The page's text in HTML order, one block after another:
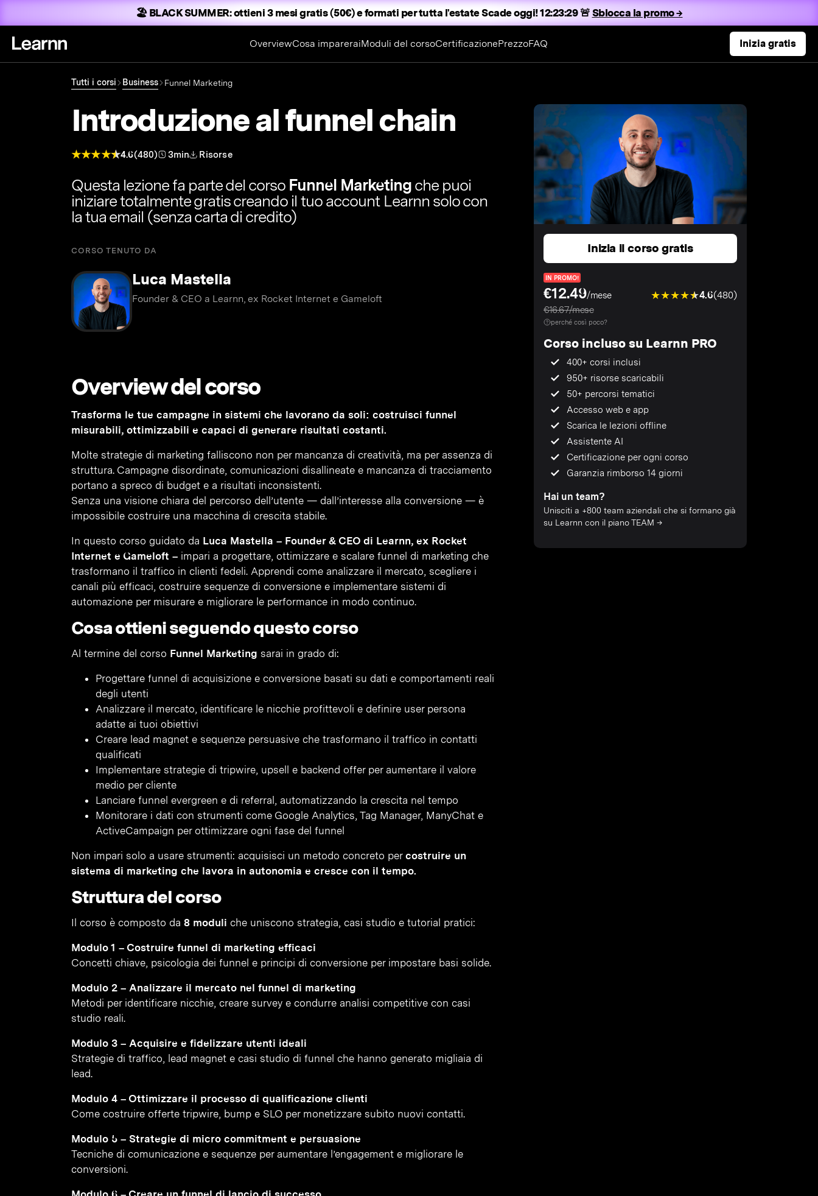
🏖️ BLACK SUMMER:ottieni 3 mesi gratis (50€) e formati per tutta l'estateScade oggi! 12:23:28 🚨 Sblocca la promo →
OverviewCosa impareraiModuli del corsoCertificazionePrezzoFAQ Inizia gratis
Tutti i corsi Business Funnel Marketing
Introduzione al funnel chain
4.6(480) 3min Risorse
Questa lezione fa parte del corso Funnel Marketingche puoi
iniziare totalmente gratis creando il tuo account Learnn solo con
la tua email (senza carta di credito)
CORSO TENUTO DA
Luca Mastella
Founder & CEO a Learnn, ex Rocket Internet e Gameloft
Overview del corso
Trasforma le tue campagne in sistemi che lavorano da soli: costruisci funnel
misurabili, ottimizzabili e capaci di generare risultati costanti.
Molte strategie di marketing falliscono non per mancanza di creatività, ma per assenza di
struttura. Campagne disordinate, comunicazioni disallineate e mancanza di tracciamento
portano a spreco di budget e a risultati inconsistenti.
Senza una visione chiara del percorso dell’utente — dall’interesse alla conversione — è
impossibile costruire una macchina di crescita stabile.
In questo corso guidato da Luca Mastella – Founder & CEO di Learnn, ex Rocket
Internet e Gameloft – impari a progettare, ottimizzare e scalare funnel di marketing che
trasformano il traffico in clienti fedeli. Apprendi come analizzare il mercato, scegliere i
canali più efficaci, costruire sequenze di conversione e implementare sistemi di
automazione per misurare e migliorare le performance in modo continuo.
Cosa ottieni seguendo questo corso
Al termine del corso Funnel Marketing sarai in grado di:
Progettare funnel di acquisizione e conversione basati su dati e comportamenti reali
degli utenti
Analizzare il mercato, identificare le nicchie profittevoli e definire user persona
adatte ai tuoi obiettivi
Creare lead magnet e sequenze persuasive che trasformano il traffico in contatti
qualificati
Implementare strategie di tripwire, upsell e backend offer per aumentare il valore
medio per cliente
Lanciare funnel evergreen e di referral, automatizzando la crescita nel tempo
Monitorare i dati con strumenti come Google Analytics, Tag Manager, ManyChat e
ActiveCampaign per ottimizzare ogni fase del funnel
Non impari solo a usare strumenti: acquisisci un metodo concreto per costruire un
sistema di marketing che lavora in autonomia e cresce con il tempo.
Struttura del corso
Il corso è composto da 8 moduli che uniscono strategia, casi studio e tutorial pratici:
Modulo 1 – Costruire funnel di marketing efficaci
Concetti chiave, psicologia dei funnel e principi di conversione per impostare basi solide.
Modulo 2 – Analizzare il mercato nel funnel di marketing
Metodi per identificare nicchie, creare survey e condurre analisi competitive con casi
studio reali.
Modulo 3 – Acquisire e fidelizzare utenti ideali
Strategie di traffico, lead magnet e casi studio di funnel che hanno generato migliaia di
lead.
Modulo 4 – Ottimizzare il processo di qualificazione clienti
Come costruire offerte tripwire, bump e SLO per monetizzare subito nuovi contatti.
Modulo 5 – Strategie di micro commitment e persuasione
Tecniche di comunicazione e sequenze per aumentare l’engagement e migliorare le
conversioni.
Inizia il corso gratis
IN PROMO!
€12.49/mese
€16.67/mese
4.6(480)
perché così poco?
Corso incluso su Learnn PRO
400+ corsi inclusi
950+ risorse scaricabili
50+ percorsi tematici
Accesso web e app
Scarica le lezioni offline
Assistente AI
Certificazione per ogni corso
Garanzia rimborso 14 giorni
Hai un team?
Unisciti a +800 team aziendali che si formano già
su Learnn con il piano TEAM →